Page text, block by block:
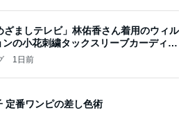
ざましテレビ」林佑香さん着用のウィル
の小花刺繍タックスリーブカーディガ
1日前
定番ワンピの差し色術